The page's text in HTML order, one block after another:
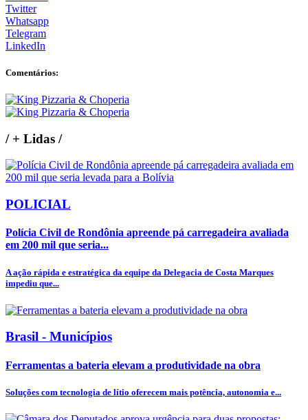
Twitter
Whatsapp
Telegram
LinkedIn
Comentários:
/+ Lidas /
POLICIAL
Polícia Civil de Rondônia apreende pá carregadeira avaliada
em 200 mil que seria...
A ação rápida e estratégica da equipe da Delegacia de Costa Marques
impediu que...
Brasil - Municípios
Ferramentas a bateria elevam a produtividade na obra
Soluções com tecnologia de lítio oferecem mais potência, autonomia e...